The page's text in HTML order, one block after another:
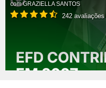
comGRAZIELLA SANTOS
242 avaliações